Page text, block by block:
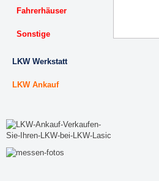
Fahrerhäuser
Sonstige
LKW Werkstatt
LKW Ankauf